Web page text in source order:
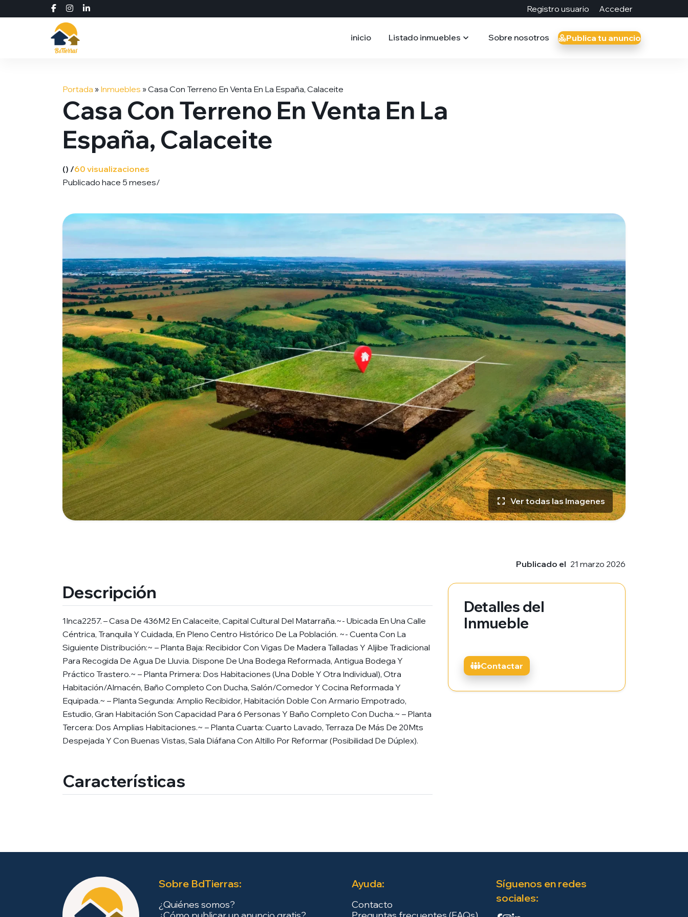
Registro usuario Acceder
inicio Listado inmuebles Sobre nosotros Publica tu anuncio
Portada » Inmuebles »Сasa Con Terreno En Venta En La España, Calaceite
Сasa Con Terreno En Venta En La
España, Calaceite
() /60 visualizaciones
Publicado hace 5 meses/
Ver todas las Imagenes
Publicado el 21 marzo 2026
Descripción
1Inca2257. – Casa De 436M2 En Calaceite, Capital Cultural Del Matarraña.~- Ubicada En Una Calle
Céntrica, Tranquila Y Cuidada, En Pleno Centro Histórico De La Población. ~- Cuenta Con La
Siguiente Distribución:~ – Planta Baja: Recibidor Con Vigas De Madera Talladas Y Aljibe Tradicional
Para Recogida De Agua De Lluvia. Dispone De Una Bodega Reformada, Antigua Bodega Y
Práctico Trastero.~ – Planta Primera: Dos Habitaciones (Una Doble Y Otra Individual), Otra
Habitación/Almacén, Baño Completo Con Ducha, Salón/Comedor Y Cocina Reformada Y
Equipada.~ – Planta Segunda: Amplio Recibidor, Habitación Doble Con Armario Empotrado,
Estudio, Gran Habitación Son Capacidad Para 6 Personas Y Baño Completo Con Ducha.~ – Planta
Tercera: Dos Amplias Habitaciones.~ – Planta Cuarta: Cuarto Lavado, Terraza De Más De 20Mts
Despejada Y Con Buenas Vistas, Sala Diáfana Con Altillo Por Reformar (Posibilidad De Dúplex).
Características
Detalles del
Inmueble
Contactar
Sobre BdTierras:
¿Quiénes somos?
Ayuda:
Contacto
Síguenos en redes
sociales: